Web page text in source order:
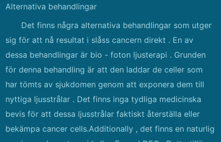
Alternativa behandlingar
Det finns några alternativa behandlingar som utger
sig för att nå resultat i slåss cancern direkt . En av
dessa behandlingar är bio - foton ljusterapi . Grunden
för denna behandling är att den laddar de celler som
har tömts av sjukdomen genom att exponera dem till
nyttiga ljusstrålar . Det finns inga tydliga medicinska
bevis för att dessa ljusstrålar faktiskt återställa eller
bekämpa cancer cells.Additionally , det finns en naturlig